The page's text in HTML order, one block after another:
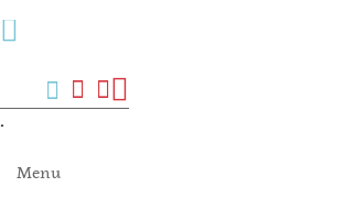
Verlanglijst
Mijn
account
Zoek
.
Menu